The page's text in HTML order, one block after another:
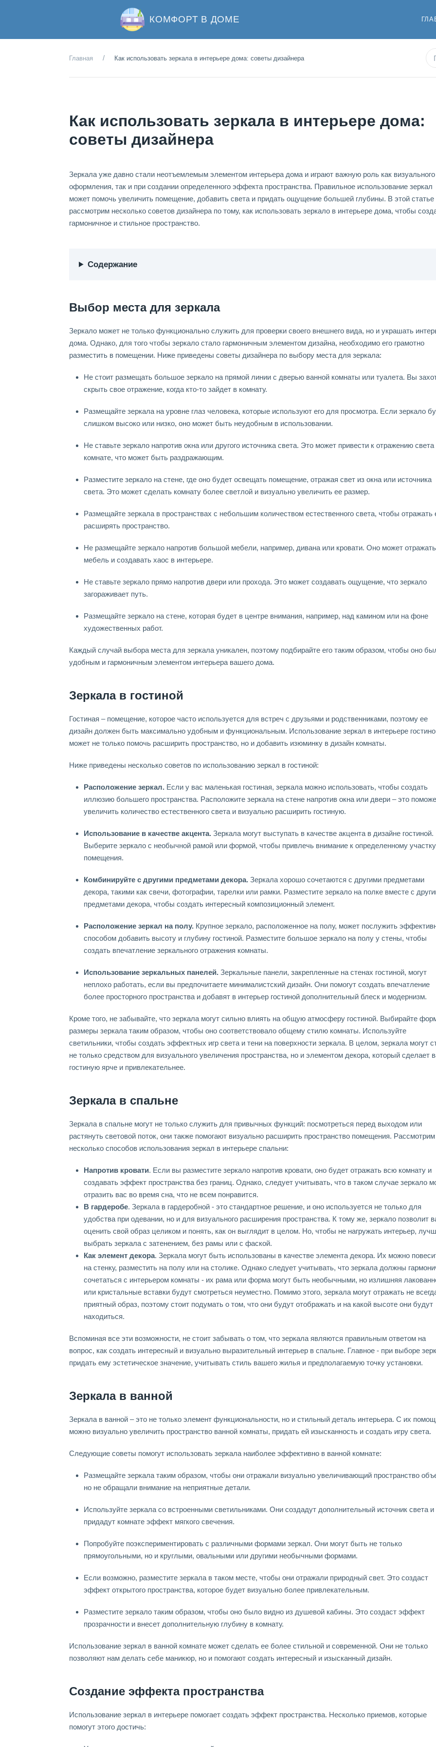
КОМФОРТ В ДОМЕ
Главная Как использовать зеркала в интерьере дома: советы дизайнера
Как использовать зеркала в интерьере дома:
советы дизайнера
Зеркала уже давно стали неотъемлемым элементом интерьера дома и играют важную роль как визуального
оформления, так и при создании определенного эффекта пространства. Правильное использование зеркал
может помочь увеличить помещение, добавить света и придать ощущение большей глубины. В этой статье
рассмотрим несколько советов дизайнера по тому, как использовать зеркало в интерьере дома, чтобы
гармоничное и стильное пространство.
Содержание
Выбор места для зеркала
Зеркало может не только функционально служить для проверки своего внешнего вида, но и украшать
дома. Однако, для того чтобы зеркало стало гармоничным элементом дизайна, необходимо его грамотно
разместить в помещении. Ниже приведены советы дизайнера по выбору места для зеркала:
Не стоит размещать большое зеркало на прямой линии с дверью ванной комнаты или туалета. Вы
скрыть свое отражение, когда кто-то зайдет в комнату.
Размещайте зеркала на уровне глаз человека, которые используют его для просмотра. Если зеркало
слишком высоко или низко, оно может быть неудобным в использовании.
Не ставьте зеркало напротив окна или другого источника света. Это может привести к отражению света
комнате, что может быть раздражающим.
Разместите зеркало на стене, где оно будет освещать помещение, отражая свет из окна или источника
света. Это может сделать комнату более светлой и визуально увеличить ее размер.
Размещайте зеркала в пространствах с небольшим количеством естественного света, чтобы отражать
расширять пространство.
Не размещайте зеркало напротив большой мебели, например, дивана или кровати. Оно может отражать
мебель и создавать хаос в интерьере.
Не ставьте зеркало прямо напротив двери или прохода. Это может создавать ощущение, что зеркало
загораживает путь.
Размещайте зеркало на стене, которая будет в центре внимания, например, над камином или на фоне
художественных работ.
Каждый случай выбора места для зеркала уникален, поэтому подбирайте его таким образом, чтобы оно
удобным и гармоничным элементом интерьера вашего дома.
Зеркала в гостиной
Гостиная – помещение, которое часто используется для встреч с друзьями и родственниками, поэтому ее
дизайн должен быть максимально удобным и функциональным. Использование зеркал в интерьере
может не только помочь расширить пространство, но и добавить изюминку в дизайн комнаты.
Ниже приведены несколько советов по использованию зеркал в гостиной:
Расположение зеркал. Если у вас маленькая гостиная, зеркала можно использовать, чтобы создать
иллюзию большего пространства. Расположите зеркала на стене напротив окна или двери – это
увеличить количество естественного света и визуально расширить гостиную.
Использование в качестве акцента. Зеркала могут выступать в качестве акцента в дизайне гостиной.
Выберите зеркало с необычной рамой или формой, чтобы привлечь внимание к определенному участку
помещения.
Комбинируйте с другими предметами декора. Зеркала хорошо сочетаются с другими предметами
декора, такими как свечи, фотографии, тарелки или рамки. Разместите зеркало на полке вместе с
предметами декора, чтобы создать интересный композиционный элемент.
Расположение зеркал на полу. Крупное зеркало, расположенное на полу, может послужить
способом добавить высоту и глубину гостиной. Разместите большое зеркало на полу у стены, чтобы
создать впечатление зеркального отражения комнаты.
Использование зеркальных панелей. Зеркальные панели, закрепленные на стенах гостиной, могут
неплохо работать, если вы предпочитаете минималистский дизайн. Они помогут создать впечатление
более просторного пространства и добавят в интерьер гостиной дополнительный блеск и модернизм.
Кроме того, не забывайте, что зеркала могут сильно влиять на общую атмосферу гостиной. Выбирайте
размеры зеркала таким образом, чтобы оно соответствовало общему стилю комнаты. Используйте
светильники, чтобы создать эффектных игр света и тени на поверхности зеркала. В целом, зеркала могут
не только средством для визуального увеличения пространства, но и элементом декора, который сделает
гостиную ярче и привлекательнее.
Зеркала в спальне
Зеркала в спальне могут не только служить для привычных функций: посмотреться перед выходом или
растянуть световой поток, они также помогают визуально расширить пространство помещения. Рассмотрим
несколько способов использования зеркал в интерьере спальни:
Напротив кровати. Если вы разместите зеркало напротив кровати, оно будет отражать всю комнату и
создавать эффект пространства без границ. Однако, следует учитывать, что в таком случае зеркало
отразить вас во время сна, что не всем понравится.
В гардеробе. Зеркала в гардеробной - это стандартное решение, и оно используется не только для
удобства при одевании, но и для визуального расширения пространства. К тому же, зеркало позволит
оценить свой образ целиком и понять, как он выглядит в целом. Но, чтобы не нагружать интерьер,
выбрать зеркала с затенением, без рамы или с фаской.
Как элемент декора. Зеркала могут быть использованы в качестве элемента декора. Их можно
на стенку, разместить на полу или на столике. Однако следует учитывать, что зеркала должны
сочетаться с интерьером комнаты - их рама или форма могут быть необычными, но излишняя
или кристальные вставки будут смотреться неуместно. Помимо этого, зеркала могут отражать не
приятный образ, поэтому стоит подумать о том, что они будут отображать и на какой высоте они будут
находиться.
Вспоминая все эти возможности, не стоит забывать о том, что зеркала являются правильным ответом на
вопрос, как создать интересный и визуально выразительный интерьер в спальне. Главное - при выборе
придать ему эстетическое значение, учитывать стиль вашего жилья и предполагаемую точку установки.
Зеркала в ванной
Зеркала в ванной – это не только элемент функциональности, но и стильный деталь интерьера. С их
можно визуально увеличить пространство ванной комнаты, придать ей изысканность и создать игру света.
Следующие советы помогут использовать зеркала наиболее эффективно в ванной комнате:
Размещайте зеркала таким образом, чтобы они отражали визуально увеличивающий пространство
но не обращали внимание на неприятные детали.
Используйте зеркала со встроенными светильниками. Они создадут дополнительный источник света и
придадут комнате эффект мягкого свечения.
Попробуйте поэкспериментировать с различными формами зеркал. Они могут быть не только
прямоугольными, но и круглыми, овальными или другими необычными формами.
Если возможно, разместите зеркала в таком месте, чтобы они отражали природный свет. Это создаст
эффект открытого пространства, которое будет визуально более привлекательным.
Разместите зеркало таким образом, чтобы оно было видно из душевой кабины. Это создаст эффект
прозрачности и внесет дополнительную глубину в комнату.
Использование зеркал в ванной комнате может сделать ее более стильной и современной. Они не только
позволяют нам делать себе маникюр, но и помогают создать интересный и изысканный дизайн.
Создание эффекта пространства
Использование зеркал в интерьере помогает создать эффект пространства. Несколько приемов, которые
помогут этого достичь: